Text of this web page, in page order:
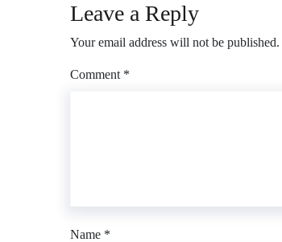
Leave a Reply
Your email address will not be published.
Comment *
Name *